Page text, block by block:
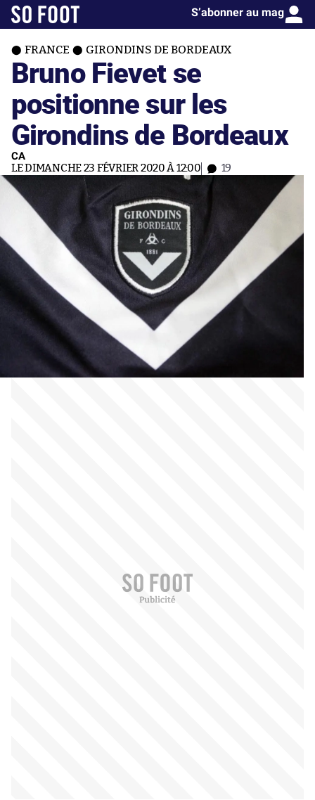
S’abonner au mag
FRANCE GIRONDINS DE BORDEAUX
Bruno Fievet se
positionne sur les
Girondins de Bordeaux
CA
LE DIMANCHE 23 FÉVRIER 2020 À 12:00 19